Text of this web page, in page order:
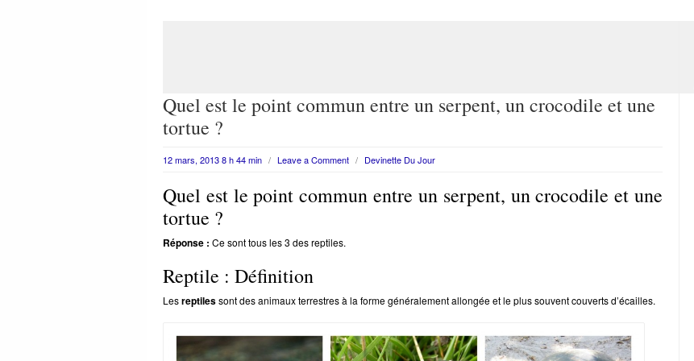
Quel est le point commun entre un serpent, un crocodile et une
tortue ?
12 mars, 2013 8 h 44 min / Leave a Comment / Devinette Du Jour
Quel est le point commun entre un serpent, un crocodile et une
tortue ?
Réponse : Ce sont tous les 3 des reptiles.
Reptile : Définition
Lesreptilessont des animaux terrestres à la forme généralement allongée et le plus souvent couverts d’écailles.